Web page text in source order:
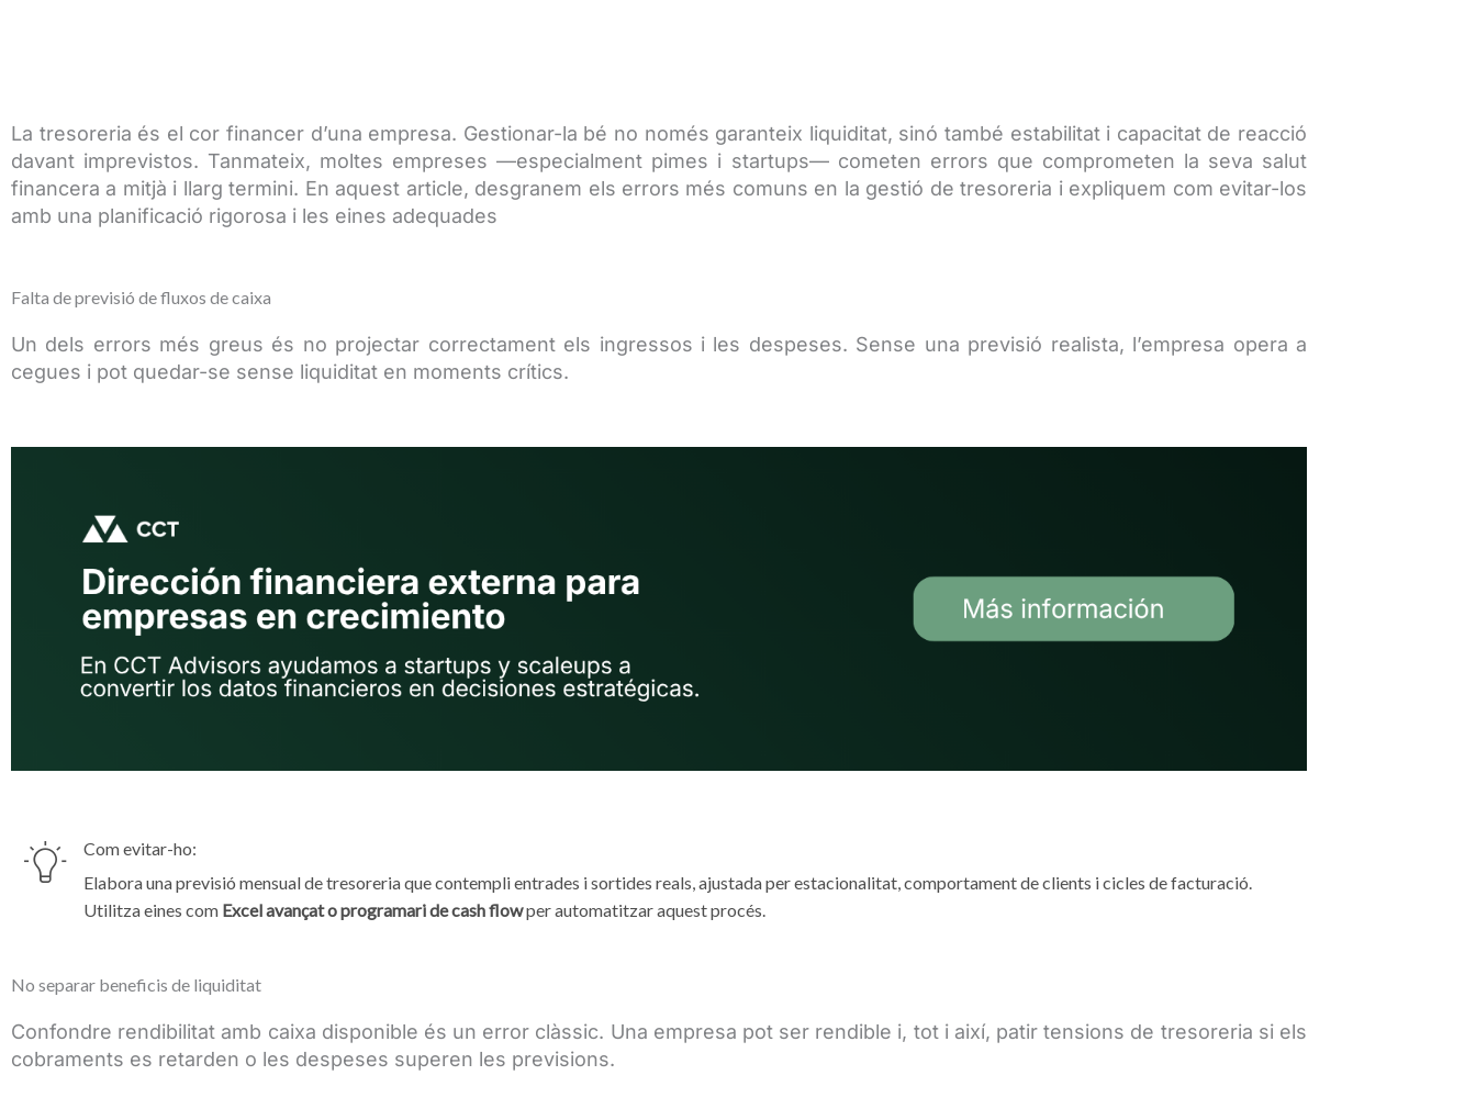
La tresoreria és el cor financer d’una empresa. Gestionar-la bé no només garanteix liquiditat, sinó també estabilitat i capacitat de reacció
davant imprevistos. Tanmateix, moltes empreses —especialment pimes i startups— cometen errors que comprometen la seva salut
financera a mitjà i llarg termini. En aquest article, desgranem els errors més comuns en la gestió de tresoreria i expliquem com evitar-los
amb una planificació rigorosa i les eines adequades
Falta de previsió de fluxos de caixa
Un dels errors més greus és no projectar correctament els ingressos i les despeses. Sense una previsió realista, l’empresa opera a
cegues i pot quedar-se sense liquiditat en moments crítics.
Com evitar-ho:
Elabora una previsió mensual de tresoreria que contempli entrades i sortides reals, ajustada per estacionalitat, comportament de clients i cicles de facturació.
Utilitza eines com Excel avançat o programari de cash flowper automatitzar aquest procés.
No separar beneficis de liquiditat
Confondre rendibilitat amb caixa disponible és un error clàssic. Una empresa pot ser rendible i, tot i així, patir tensions de tresoreria si els
cobraments es retarden o les despeses superen les previsions.